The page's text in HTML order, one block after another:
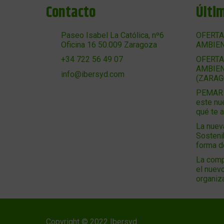
Contacto
Paseo Isabel La Católica, nº6
Oficina 16 50.009 Zaragoza
+34 722 56 49 07
info@ibersyd.com
este
qué te
La
forma
La
el
Copyright © 2022 Ibersyd